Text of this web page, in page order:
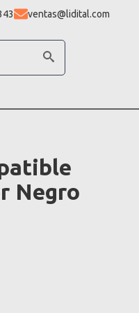
ventas@lidital.com
Negro